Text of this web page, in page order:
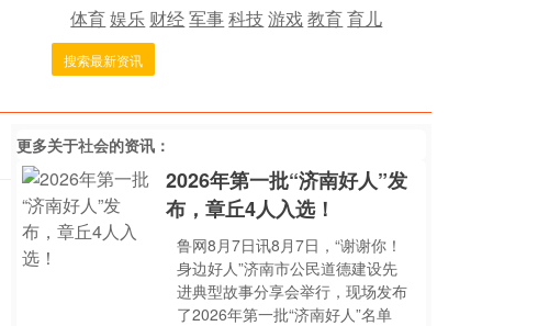
体育娱乐 财经军事科技游戏教育育儿
搜索最新资讯
更多关于社会的资讯：
2026年第一批“济南好人”发
布，章丘4人入选！
鲁网8月7日讯8月7日，“谢谢你！
身边好人”济南市公民道德建设先
进典型故事分享会举行，现场发布
了2026年第一批“济南好人”名单